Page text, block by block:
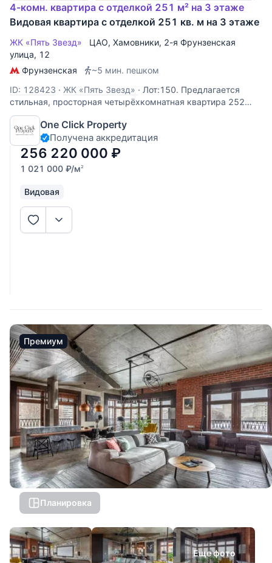
4-комн. квартира с отделкой 251 м² на 3 этаже
Видовая квартира с отделкой 251 кв. м на 3 этаже
ЖК «Пять Звезд» ЦАО, Хамовники, 2-я Фрунзенская
улица, 12
Фрунзенская
~5 мин. пешком
ID: 128423 · ЖК «Пять Звезд» · Лот:150. Предлагается
стильная, просторная четырёхкомнатная квартира 252
кв.м на третьем этаже комплекса "Пять Звёзд", в
престижном районе столицы - Хамовники. Планировка:
две спальни с отдельными санузлами и гардеробными
комнатами, кабинет
One Click Property
Получена аккредитация
256 220 000 ₽
1 021 000 ₽/м2
Видовая
Премиум
Планировка
Еще фото